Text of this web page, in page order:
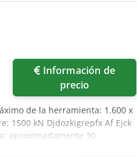
precio
de la herramienta: 1.600 x
1500 kN Djdozkigrepfx Af Ejck
aproximadamente 30